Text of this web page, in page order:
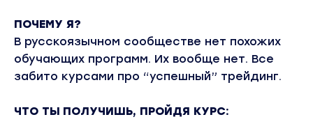
ПОЧЕМУ Я?
В русскоязычном сообществе нет похожих
обучающих программ. Их вообще нет. Все
забито курсами про “успешный” трейдинг.
ЧТО ТЫ ПОЛУЧИШЬ, ПРОЙДЯ КУРС: